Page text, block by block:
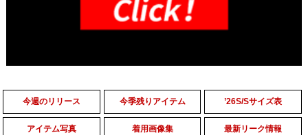
今週のリリース 今季残りアイテム ’26S/Sサイズ表
アイテム写真 着用画像集 最新リーク情報